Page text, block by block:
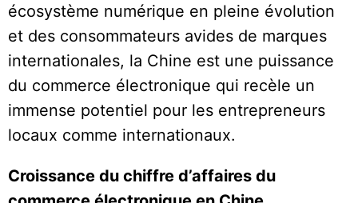
écosystème numérique en pleine évolution
et des consommateurs avides de marques
internationales, la Chine est une puissance
du commerce électronique qui recèle un
immense potentiel pour les entrepreneurs
locaux comme internationaux.
Croissance du chiffre d’affaires du